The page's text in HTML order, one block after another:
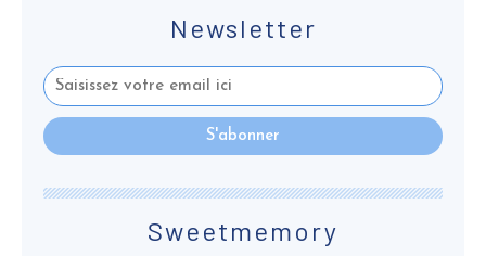
Newsletter
Sweetmemory